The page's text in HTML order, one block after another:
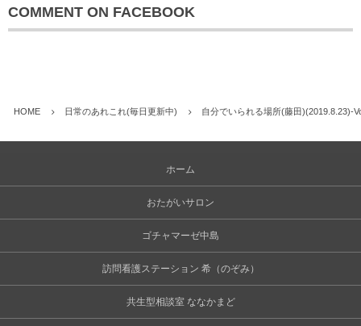
COMMENT ON FACEBOOK
HOME 日常のあれこれ(毎日更新中) 自分でいられる場所(藤田)(2019.8.23)-
ホーム
おたがいサロン
ゴチャマーゼ中島
訪問看護ステーション 希（のぞみ）
共生型相談室 ななかまど